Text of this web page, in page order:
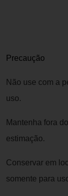
Precaução
Não use com a
uso.
Mantenha fora
estimação.
Conservar em
somente para